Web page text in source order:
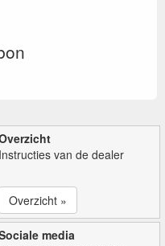
Instructies van de dealer
Overzicht »
media